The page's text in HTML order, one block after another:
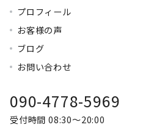
プロフィール
お客様の声
ブログ
お問い合わせ
090-4778-5969
受付時間 08:30～20:00